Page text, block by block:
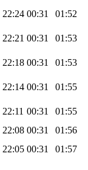
22:24 00:31
01:52
22:21 00:31
01:53
22:18 00:31
01:53
22:14 00:31
01:55
22:11 00:31
01:55
22:08 00:31
01:56
22:05 00:31
01:57